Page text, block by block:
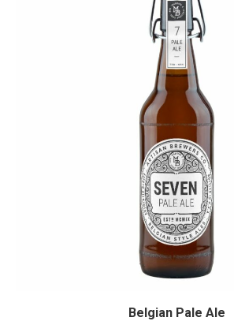
Belgian Pale Ale